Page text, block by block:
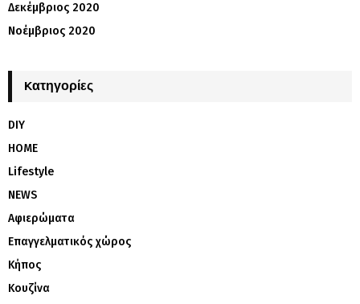
Δεκέμβριος 2020
Νοέμβριος 2020
Kατηγορίες
DIY
HOME
Lifestyle
NEWS
Αφιερώματα
Επαγγελματικός χώρος
Κήπος
Κουζίνα